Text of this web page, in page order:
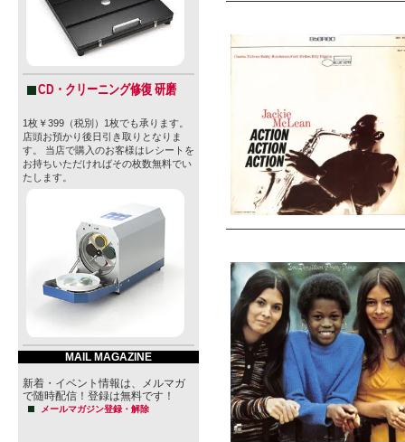
CD・クリーニング修復 研磨
1枚￥399（税別）1枚でも承ります。
店頭お預かり後日引き取りとなりま
す。 当店で購入のお客様はレシートを
お持ちいただければその枚数無料でい
たします。
MAIL MAGAZINE
新着・イベント情報は、メルマガ
で随時配信！登録は無料です！
メールマガジン登録・解除